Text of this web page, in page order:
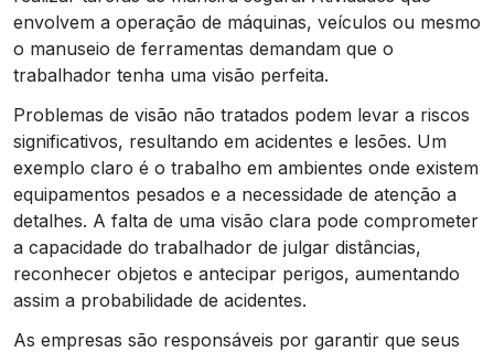
envolvem a operação de máquinas, veículos ou mesmo
o manuseio de ferramentas demandam que o
trabalhador tenha uma visão perfeita.
Problemas de visão não tratados podem levar a riscos
significativos, resultando em acidentes e lesões. Um
exemplo claro é o trabalho em ambientes onde existem
equipamentos pesados e a necessidade de atenção a
detalhes. A falta de uma visão clara pode comprometer
a capacidade do trabalhador de julgar distâncias,
reconhecer objetos e antecipar perigos, aumentando
assim a probabilidade de acidentes.
As empresas são responsáveis por garantir que seus